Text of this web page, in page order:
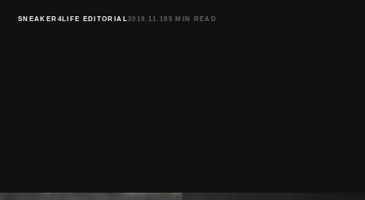
SNEAKER4LIFE EDITORIAL2019.11.18 5 MIN READ